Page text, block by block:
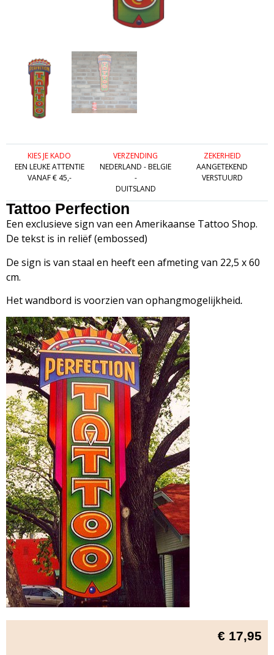
KIES JE KADO
EEN LEUKE ATTENTIE
VANAF € 45,-
VERZENDING
NEDERLAND - BELGIE
-
DUITSLAND
ZEKERHEID
AANGETEKEND
VERSTUURD
Tattoo Perfection
Een exclusieve sign van een Amerikaanse Tattoo Shop.
De tekst is in reliëf (embossed)
De sign is van staal en heeft een afmeting van 22,5 x 60
cm.
Het wandbord is voorzien van ophangmogelijkheid.
€ 17,95